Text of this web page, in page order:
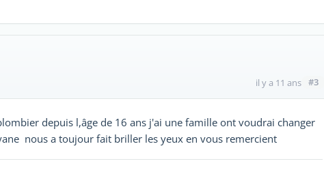
il y a 11 ans #3
depuis l,âge de 16 ans j'ai une famille ont voudrai changer
nous a toujour fait briller les yeux en vous remercient